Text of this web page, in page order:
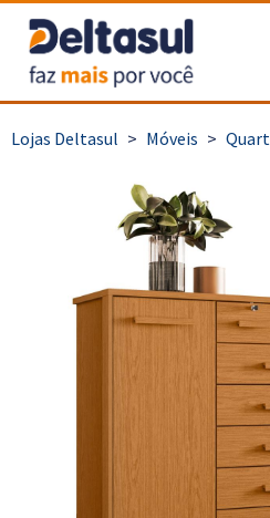
> Móveis >